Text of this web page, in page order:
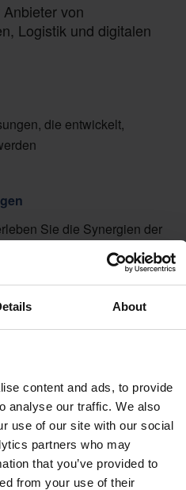
About
content and ads, to provide
analyse our traffic. We also
use of our site with our social
partners who may
that you’ve provided to
from your use of their
von
Logistik und digitalen
die entwickelt,
Sie die Synergien der
es
Verantwortlichkeit in
besteht aus